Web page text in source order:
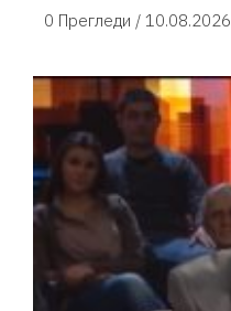
0 Прегледи / 10.08.2026